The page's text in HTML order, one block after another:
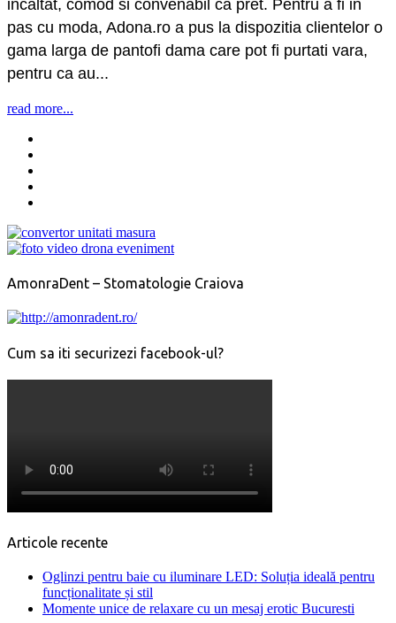
incaltat, comod si convenabil ca pret. Pentru a fi in
pas cu moda, Adona.ro a pus la dispozitia clientelor o
gama larga de pantofi dama care pot fi purtati vara,
pentru ca au...
read more...
AmonraDent – Stomatologie Craiova
Cum sa iti securizezi facebook-ul?
Articole recente
Oglinzi pentru baie cu iluminare LED: Soluția ideală pentru
funcționalitate și stil
Momente unice de relaxare cu un mesaj erotic Bucuresti